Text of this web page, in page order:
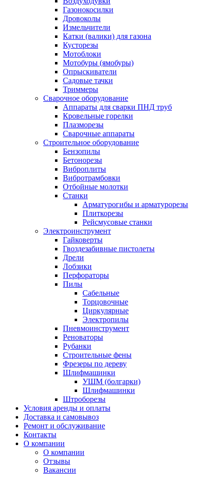
Газонокосилки
Дровоколы
Измельчители
Катки (валики) для газона
Кусторезы
Мотоблоки
Мотобуры (ямобуры)
Опрыскиватели
Садовые тачки
Триммеры
Сварочное оборудование
Аппараты для сварки ПНД труб
Кровельные горелки
Плазморезы
Сварочные аппараты
Строительное оборудование
Бензопилы
Бетонорезы
Виброплиты
Вибротрамбовки
Отбойные молотки
Станки
Арматурогибы и арматурорезы
Плиткорезы
Рейсмусовые станки
Электроинструмент
Гайковерты
Гвоздезабивные пистолеты
Дрели
Лобзики
Перфораторы
Пилы
Сабельные
Торцовочные
Циркулярные
Электропилы
Пневмоинструмент
Реноваторы
Рубанки
Строительные фены
Фрезеры по дереву
Шлифмашинки
УШМ (болгарки)
Шлифмашинки
Штроборезы
Условия аренды и оплаты
Доставка и самовывоз
Ремонт и обслуживание
Контакты
О компании
О компании
Отзывы
Вакансии